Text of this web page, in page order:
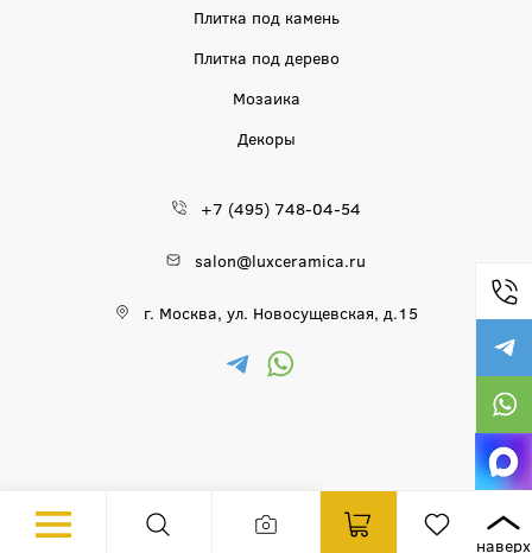
Плитка под камень
Плитка под дерево
Мозаика
Декоры
+7 (495) 748-04-54
salon@luxceramica.ru
г. Москва, ул. Новосущевская, д.15